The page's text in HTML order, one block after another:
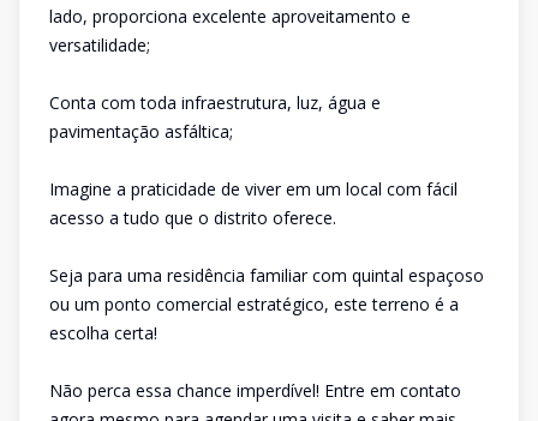
lado, proporciona excelente aproveitamento e
versatilidade;
Conta com toda infraestrutura, luz, água e
pavimentação asfáltica;
Imagine a praticidade de viver em um local com fácil
acesso a tudo que o distrito oferece.
Seja para uma residência familiar com quintal espaçoso
ou um ponto comercial estratégico, este terreno é a
escolha certa!
Não perca essa chance imperdível! Entre em contato